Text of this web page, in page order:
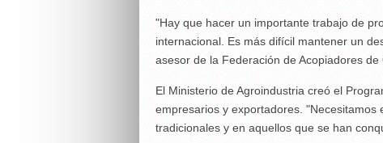
"Hay que hacer un importante trabajo de
internacional. Es más difícil mantener un
asesor de la Federación de Acopiadores de
El Ministerio de Agroindustria creó el
empresarios y exportadores.
tradicionales y en aquellos que se han